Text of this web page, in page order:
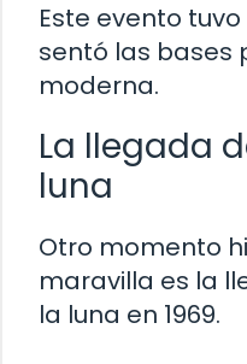
Este evento
sentó las bases
moderna.
La llegada
luna
Otro momento
maravilla es la
la luna en 1969.